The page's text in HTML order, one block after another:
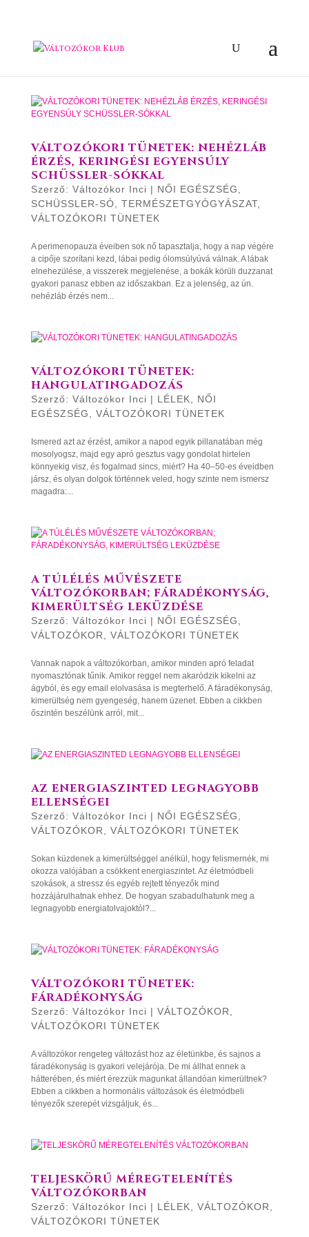
VÁLTOZÓKORI TÜNETEK: NEHÉZLÁB
ÉRZÉS, KERINGÉSI EGYENSÚLY
SCHÜSSLER-SÓKKAL
Szerző: Változókor Inci | NŐI EGÉSZSÉG
SCHÜSSLER-SÓ
TERMÉSZETGYÓGYÁSZAT,
VÁLTOZÓKORI TÜNETEK
A perimenopauza éveiben sok nő tapasztalja, hogy a nap végére
a cipője szorítani kezd, lábai pedig ólomsúlyúvá válnak. A lábak
elnehezülése, a visszerek megjelenése, a bokák körüli duzzanat
gyakori panasz ebben az időszakban. Ez a jelenség, az ún.
nehézláb érzés nem...
VÁLTOZÓKORI TÜNETEK:
HANGULATINGADOZÁS
Szerző: Változókor Inci | LÉLEK
NŐI
EGÉSZSÉG
VÁLTOZÓKORI TÜNETEK
Ismered azt az érzést, amikor a napod egyik pillanatában még
mosolyogsz, majd egy apró gesztus vagy gondolat hirtelen
könnyekig visz, és fogalmad sincs, miért? Ha 40–50-es éveidben
jársz, és olyan dolgok történnek veled, hogy szinte nem ismersz
magadra:...
A TÚLÉLÉS MŰVÉSZETE
VÁLTOZÓKORBAN; FÁRADÉKONYSÁG,
KIMERÜLTSÉG LEKÜZDÉSE
Szerző: Változókor Inci | NŐI EGÉSZSÉG
VÁLTOZÓKOR
VÁLTOZÓKORI TÜNETEK
Vannak napok a változókorban, amikor minden apró feladat
nyomasztónak tűnik. Amikor reggel nem akaródzik kikelni az
ágyból, és egy email elolvasása is megterhelő. A fáradékonyság,
kimerültség nem gyengeség, hanem üzenet. Ebben a cikkben
őszintén beszélünk arról, mit...
AZ ENERGIASZINTED LEGNAGYOBB
ELLENSÉGEI
Szerző: Változókor Inci | NŐI EGÉSZSÉG
VÁLTOZÓKOR
VÁLTOZÓKORI TÜNETEK
Sokan küzdenek a kimerültséggel anélkül, hogy felismernék, mi
okozza valójában a csökkent energiaszintet. Az életmódbeli
szokások, a stressz és egyéb rejtett tényezők mind
hozzájárulhatnak ehhez. De hogyan szabadulhatunk meg a
legnagyobb energiatolvajoktól?...
VÁLTOZÓKORI TÜNETEK:
FÁRADÉKONYSÁG
Szerző: Változókor Inci | VÁLTOZÓKOR
VÁLTOZÓKORI TÜNETEK
A változókor rengeteg változást hoz az életünkbe, és sajnos a
fáradékonyság is gyakori velejárója. De mi állhat ennek a
hátterében, és miért érezzük magunkat állandóan kimerültnek?
Ebben a cikkben a hormonális változások és életmódbeli
tényezők szerepét vizsgáljuk, és...
TELJESKÖRŰ MÉREGTELENÍTÉS
VÁLTOZÓKORBAN
Szerző: Változókor Inci | LÉLEK VÁLTOZÓKOR
VÁLTOZÓKORI TÜNETEK